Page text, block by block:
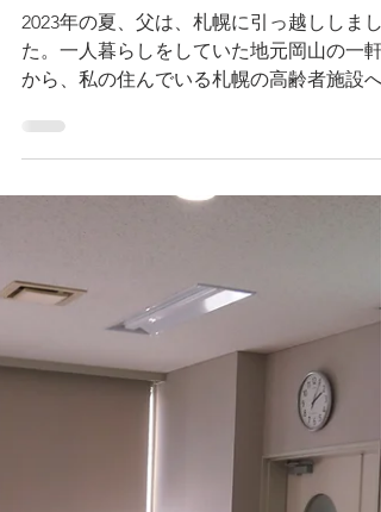
【終活】父の札幌移住
2024年夏
から、私の住んでいる札幌の高齢者施設へ